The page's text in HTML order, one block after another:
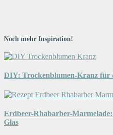
Noch mehr Inspiration!
DIY: Trockenblumen-Kranz für
Erdbeer-Rhabarber-
Glas